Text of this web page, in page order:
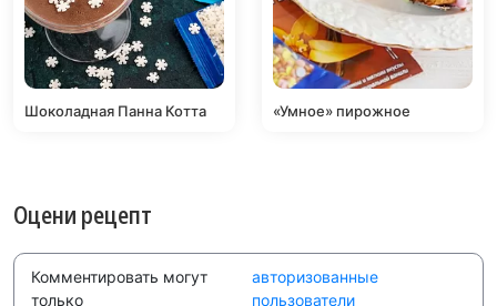
Шоколадная Панна Котта «Умное» пирожное
Оцени рецепт
Комментировать могут
только
авторизованные
пользователи